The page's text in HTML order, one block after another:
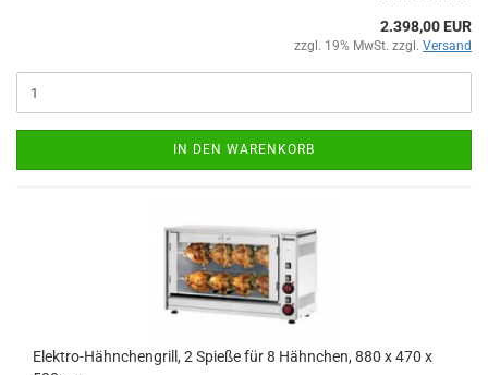
2.398,00 EUR
zzgl. 19% MwSt. zzgl. Versand
IN DEN WARENKORB
Elektro-Hähnchengrill, 2 Spieße für 8 Hähnchen, 880 x 470 x